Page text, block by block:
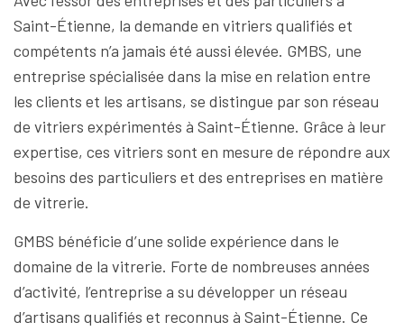
Saint-Étienne, la demande en vitriers qualifiés et
compétents n’a jamais été aussi élevée. GMBS, une
entreprise spécialisée dans la mise en relation entre
les clients et les artisans, se distingue par son réseau
de vitriers expérimentés à Saint-Étienne. Grâce à leur
expertise, ces vitriers sont en mesure de répondre aux
besoins des particuliers et des entreprises en matière
de vitrerie.
GMBS bénéficie d’une solide expérience dans le
domaine de la vitrerie. Forte de nombreuses années
d’activité, l’entreprise a su développer un réseau
d’artisans qualifiés et reconnus à Saint-Étienne. Ce